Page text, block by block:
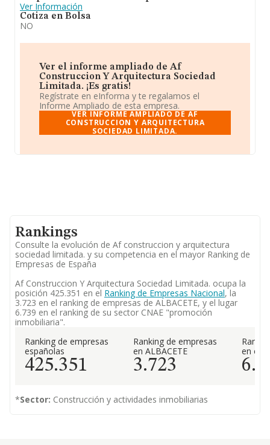
Ver Información
Cotiza en Bolsa
NO
Ver el informe ampliado de Af
Construccion Y Arquitectura Sociedad
Limitada. ¡Es gratis!
Regístrate en eInforma y te regalamos el
Informe Ampliado de esta empresa.
VER INFORME AMPLIADO DE AF
CONSTRUCCION Y ARQUITECTURA
SOCIEDAD LIMITADA.
Rankings
Consulte la evolución de Af construccion y arquitectura
sociedad limitada. y su competencia en el mayor Ranking de
Empresas de España
Af Construccion Y Arquitectura Sociedad Limitada. ocupa la
posición 425.351 en el Ranking de Empresas Nacional, la
3.723 en el ranking de empresas de ALBACETE, y el lugar
6.739 en el ranking de su sector CNAE "promoción
inmobiliaria".
Ranking de empresas
españolas
425.351
Ranking de empresas
en ALBACETE
3.723
en el
*Sector: Construcción y actividades inmobiliarias